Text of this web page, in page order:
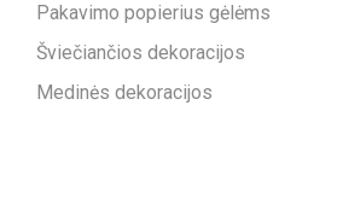
Pakavimo popierius gėlėms
Šviečiančios dekoracijos
Medinės dekoracijos